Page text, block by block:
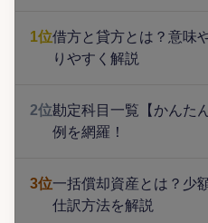
1位借方と貸方とは？意味
りやすく解説
2位勘定科目一覧【かんた
例を網羅！
3位一括償却資産とは？少
仕訳方法を解説